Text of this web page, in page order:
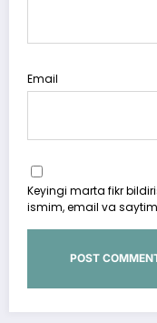
Email
Keyingi marta fikr
ismim, email va